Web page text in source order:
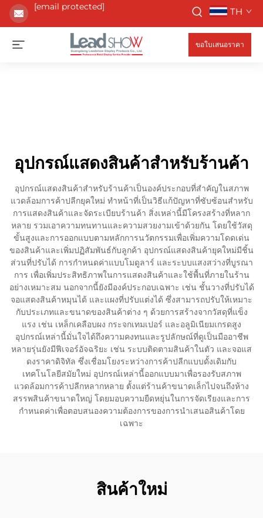
[email protected] TH
ขอใบเสนอราคา
อุปกรณ์แสดงสินค้าสำหรับร้านค้า
อุปกรณ์แสดงสินค้าสำหรับร้านค้าเป็นองค์ประกอบที่สำคัญในสภาพ
แวดล้อมการค้าปลีกยุคใหม่ ทำหน้าที่เป็นวิธีแก้ปัญหาที่ซับซ้อนสำหรับ
การแสดงสินค้าและจัดระเบียบร้านค้า สิ่งเหล่านี้มีโครงสร้างที่หลาก
หลาย รวมเอาความทนทานและความสวยงามเข้าด้วยกัน โดยใช้วัสดุ
ขั้นสูงและการออกแบบตามหลักการนวัตกรรมเพื่อเพิ่มความโดดเด่น
ของสินค้าและเพิ่มปฏิสัมพันธ์กับลูกค้า อุปกรณ์แสดงสินค้ายุคใหม่มีชิ้น
ส่วนที่ปรับได้ การกำหนดค่าแบบโมดูลาร์ และระบบแสงสว่างที่บูรณา
การ เพื่อเพิ่มประสิทธิภาพในการแสดงสินค้าและใช้พื้นที่ภายในร้าน
อย่างเหมาะสม นอกจากนี้ยังมีองค์ประกอบเฉพาะ เช่น ชั้นวางที่ปรับได้
จอแสดงสินค้าหมุนได้ และแผงที่ปรับแต่งได้ ซึ่งสามารถปรับให้เหมาะ
กับประเภทและขนาดของสินค้าต่าง ๆ ด้วยการสร้างจากวัสดุที่แข็ง
แรง เช่น เหล็กเคลือบผง กระจกเทมเปอร์ และอลูมิเนียมเกรดสูง
อุปกรณ์เหล่านี้มั่นใจได้ถึงความคงทนและรูปลักษณ์ที่ดูเป็นมืออาชีพ
หลายรุ่นยังมีฟีเจอร์อัจฉริยะ เช่น ระบบติดตามสินค้าในตัว และจอแส
ดงราคาดิจิทัล ซึ่งเชื่อมโยงระหว่างการค้าปลีกแบบดั้งเดิมกับ
เทคโนโลยีสมัยใหม่ อุปกรณ์เหล่านี้ออกแบบมาเพื่อรองรับสภาพ
แวดล้อมการค้าปลีกหลากหลาย ตั้งแต่ร้านค้าขนาดเล็กไปจนถึงห้าง
สรรพสินค้าขนาดใหญ่ โดยมอบความยืดหยุ่นในการจัดเรียงและการ
กำหนดค่าเพื่อตอบสนองความต้องการของการนำเสนอสินค้าโดย
เฉพาะ
สินค้าใหม่